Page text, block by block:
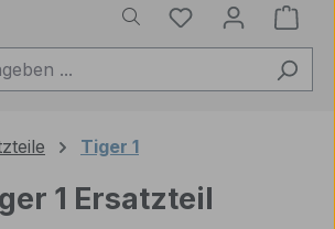
Du hast 0
Tiger 1
1 Ersatzteil